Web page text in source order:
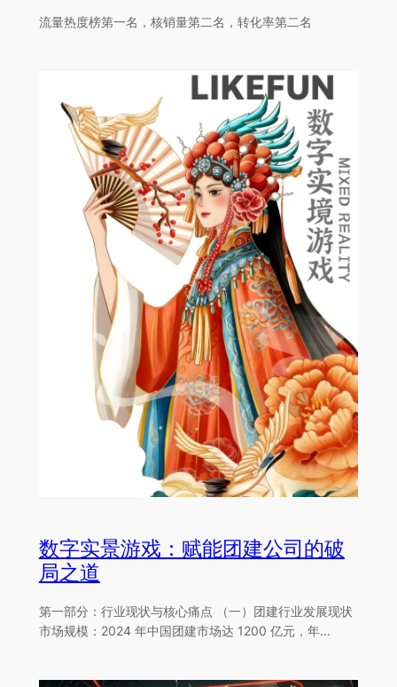
流量热度榜第一名，核销量第二名，转化率第二名
数字实景游戏：赋能团建公司的破
局之道
第一部分：行业现状与核心痛点 （一）团建行业发展现状
市场规模：2024 年中国团建市场达 1200 亿元，年…